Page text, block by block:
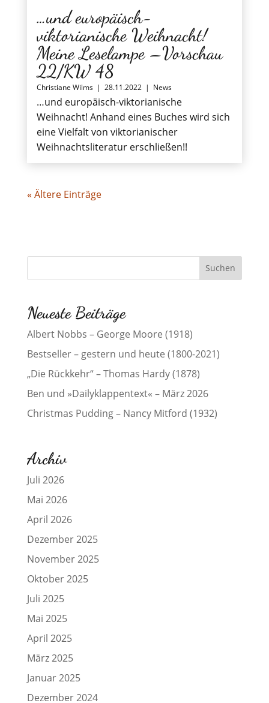
…und europäisch-
viktorianische Weihnacht!
Meine Leselampe –Vorschau
22/KW 48
Christiane Wilms | 28.11.2022 | News
…und europäisch-viktorianische
Weihnacht! Anhand eines Buches wird sich
eine Vielfalt von viktorianischer
Weihnachtsliteratur erschließen!!
« Ältere Einträge
Neueste Beiträge
Albert Nobbs – George Moore (1918)
Bestseller – gestern und heute (1800-2021)
„Die Rückkehr“ – Thomas Hardy (1878)
Ben und »Dailyklappentext« – März 2026
Christmas Pudding – Nancy Mitford (1932)
Archiv
Juli 2026
Mai 2026
April 2026
Dezember 2025
November 2025
Oktober 2025
Juli 2025
Mai 2025
April 2025
März 2025
Januar 2025
Dezember 2024